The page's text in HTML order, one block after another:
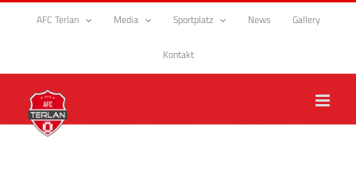
Zum
AFC Terlan Media Sportplatz News Gallery
Kontakt